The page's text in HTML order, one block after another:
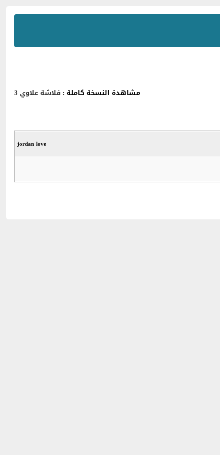
مشاهدة النسخة كاملة : فلاشة علاوي 3
jordan love